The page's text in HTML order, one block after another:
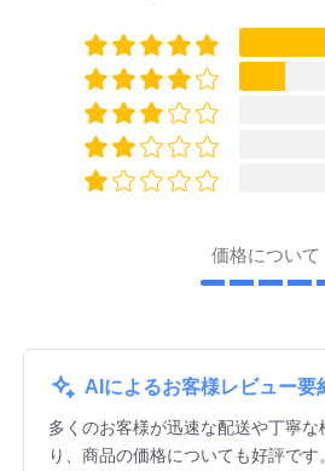
価格について
AIによるお客様レビュー要
多くのお客様が迅速な配送や丁寧
り、商品の価格についても好評で